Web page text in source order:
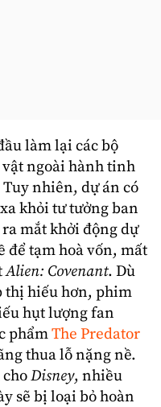
làm lại các bộ
ngoài hành tinh
Tuy nhiên, dự án có
khỏi tư tưởng ban
ra mắt khởi động dự
để tạm hoà vốn, mất
Alien: Covenant. Dù
thị hiếu hơn, phim
hụt lượng fan
phẩmThe Predator
thua lỗ nặng nề.
Disney, nhiều
sẽ bị loại bỏ hoàn